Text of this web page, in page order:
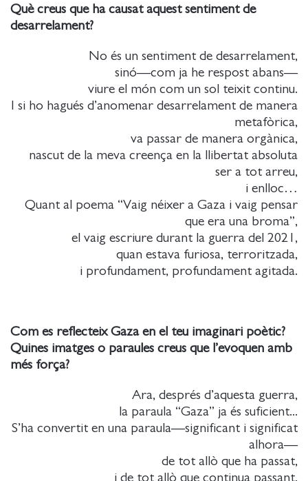
Què creus que ha causat aquest sentiment de
desarrelament?
No és un sentiment de desarrelament,
sinó—com ja he respost abans—
viure el món com un sol teixit continu.
I si ho hagués d’anomenar desarrelament de manera
metafòrica,
va passar de manera orgànica,
nascut de la meva creença en la llibertat absoluta
ser a tot arreu,
i enlloc…
Quant al poema “Vaig néixer a Gaza i vaig pensar
que era una broma”,
el vaig escriure durant la guerra del 2021,
quan estava furiosa, terroritzada,
i profundament, profundament agitada.
Com es reflecteix Gaza en el teu imaginari poètic?
Quines imatges o paraules creus que l’evoquen amb
més força?
Ara, després d’aquesta guerra,
la paraula “Gaza” ja és suficient...
S’ha convertit en una paraula—significant i significat
alhora—
de tot allò que ha passat,
i de tot allò que continua passant.